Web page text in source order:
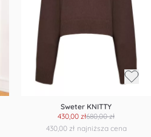
Sweter KNITTY
430,00 zł680,00 zł
najniższa cena
430,00 zł